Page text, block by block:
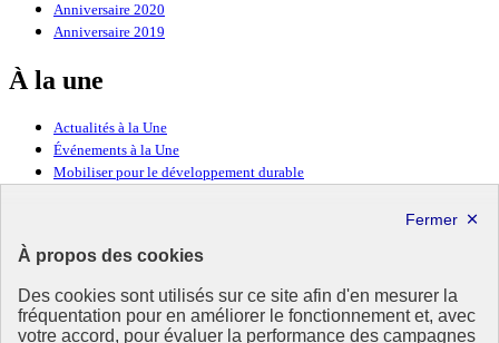
À propos des cookies
Des cookies sont utilisés sur ce site afin d'en mesurer la
fréquentation pour en améliorer le fonctionnement et, avec
votre accord, pour évaluer la performance des campagnes
Anniversaire 2020
Anniversaire 2019
À la une
Actualités à la Une
Événements à la Une
Mobiliser pour le développement durable
Ressources
Ressources
La Méth’ODD